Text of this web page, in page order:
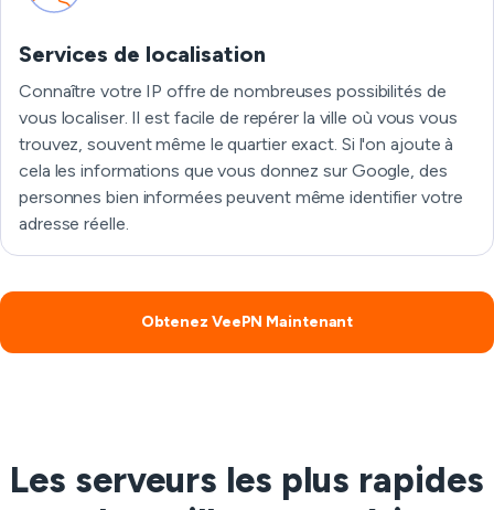
Services de localisation
Connaître votre IP offre de nombreuses possibilités de
vous localiser. Il est facile de repérer la ville où vous vous
trouvez, souvent même le quartier exact. Si l'on ajoute à
cela les informations que vous donnez sur Google, des
personnes bien informées peuvent même identifier votre
adresse réelle.
Obtenez VeePN Maintenant
Les serveurs les plus rapides